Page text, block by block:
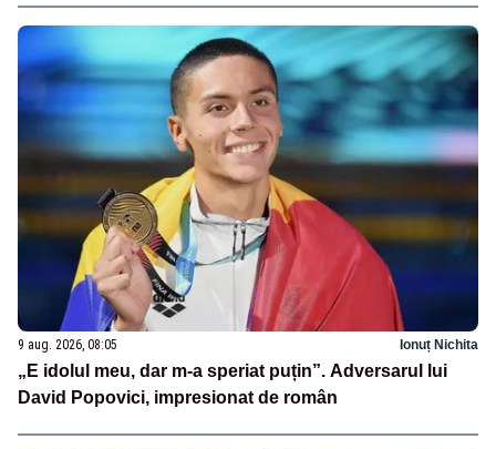
9 aug. 2026, 08:05 Ionuț Nichita
„E idolul meu, dar m-a speriat puțin”. Adversarul lui
David Popovici, impresionat de român